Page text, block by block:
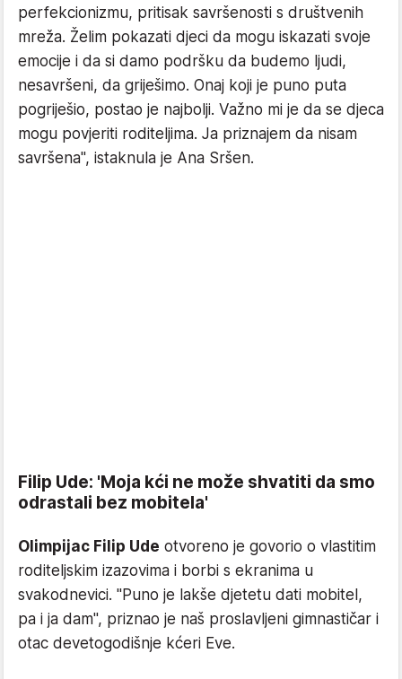
perfekcionizmu, pritisak savršenosti s društvenih
mreža. Želim pokazati djeci da mogu iskazati svoje
emocije i da si damo podršku da budemo ljudi,
nesavršeni, da griješimo. Onaj koji je puno puta
pogriješio, postao je najbolji. Važno mi je da se djeca
mogu povjeriti roditeljima. Ja priznajem da nisam
savršena", istaknula je Ana Sršen.
Filip Ude: 'Moja kći ne može shvatiti da smo
odrastali bez mobitela'
Olimpijac Filip Ude otvoreno je govorio o vlastitim
roditeljskim izazovima i borbi s ekranima u
svakodnevici. "Puno je lakše djetetu dati mobitel,
pa i ja dam", priznao je naš proslavljeni gimnastičar i
otac devetogodišnje kćeri Eve.